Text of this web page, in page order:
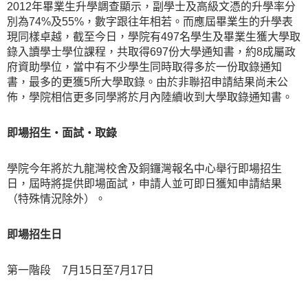
2012年畢業生升學調查顯示，副學士及高級文憑的升學率分
別為74%及55%，數字跟往年相若。而應屆畢業生的升學表
現同樣卓越，截至今日，學院有497名學生及畢業生獲大學取
錄入讀學士學位課程，共取得697份大學通知書，約8成屬政
府資助學位，當中有不少學生同時取得多於一份取錄通知
書，最多的更獲5所大學取錄。由於非聯招申請結果尚未公
佈，學院相信更多同學將於月內陸續收到大學取錄通知書。
即場招生‧面試‧取錄
學院今年將於九龍灣校舍及銅鑼灣報名中心舉行即場招生
日，屆時將提供即場面試，申請人並可即日獲知申請結果
（特殊情況除外）。
即場招生日
第一階段 7月15日至7月17日